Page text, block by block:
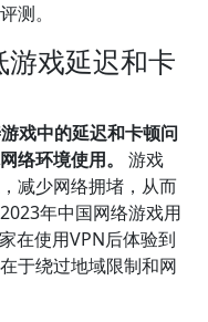
测。
戏延迟和卡
戏中的延迟和卡顿问
络环境使用。
游戏
减少网络拥堵，从而
年中国网络游戏用
在使用VPN后体验到
于绕过地域限制和网